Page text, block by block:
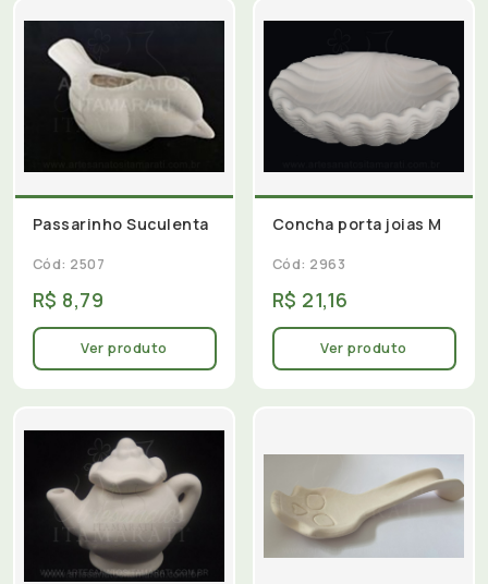
Passarinho Suculenta
Cód: 2507
R$ 8,79
Ver produto
Concha porta joias M
Cód: 2963
R$ 21,16
Ver produto